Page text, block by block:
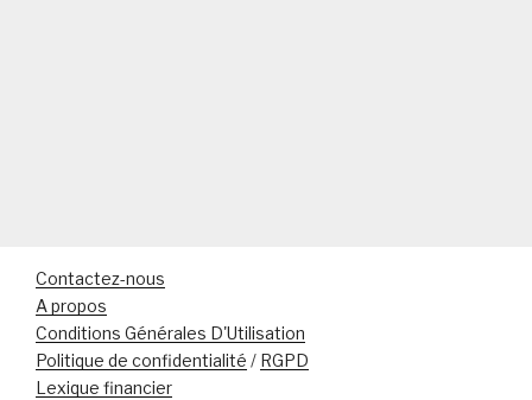
Contactez-nous
A propos
Conditions Générales D'Utilisation
Politique de confidentialité / RGPD
Lexique financier